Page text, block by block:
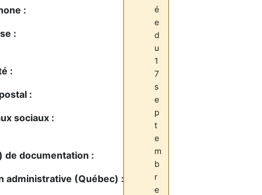
é
e
d
u
1
7
s
e
p
t
e
m
b
r
e
:
:
:
:
sociaux :
de documentation :
administrative (Québec) :